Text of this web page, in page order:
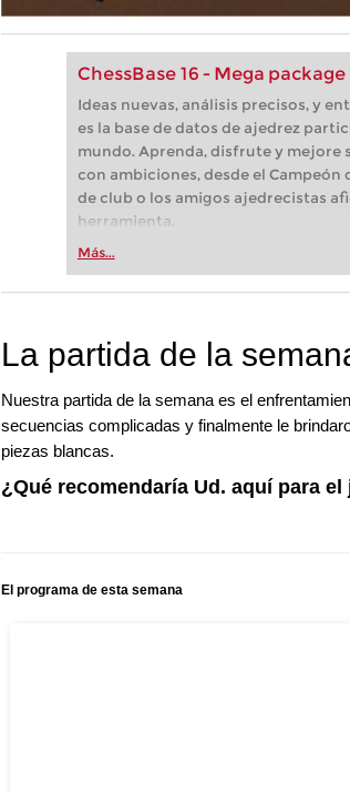
ChessBase 16 - Mega
Ideas nuevas, análisis precisos, y
es la base de datos de ajedrez
mundo. Aprenda, disfrute y mejore
con ambiciones, desde el
de club o los amigos ajedrecistas
herramienta.
Más...
La partida de la
Nuestra partida de la semana es el
secuencias complicadas y finalmente le
piezas blancas.
¿Qué recomendaría Ud. aquí para
El programa de esta semana